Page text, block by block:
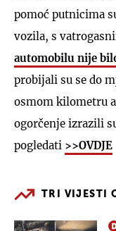
pomoć putnicima
vozila, s
automobilu nije
probijali su se do
osmom kilometru
ogorčenje izrazili
pogledati >>OVDJE
TRI VIJESTI